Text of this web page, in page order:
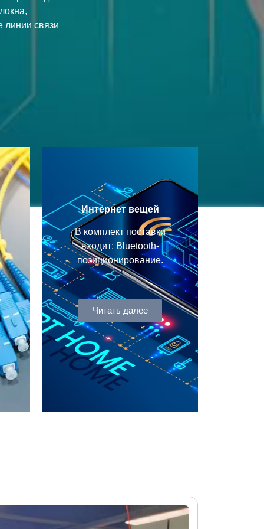
линии связи
Интернет вещей
В комплект поставки
входит: Bluetooth-
позиционирование.
Читать далее